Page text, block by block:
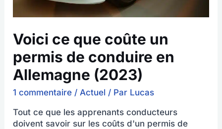
Voici ce que coûte un
permis de conduire en
Allemagne (2023)
1 commentaire / Actuel / Par Lucas
Tout ce que les apprenants conducteurs
doivent savoir sur les coûts d'un permis de
(2023)